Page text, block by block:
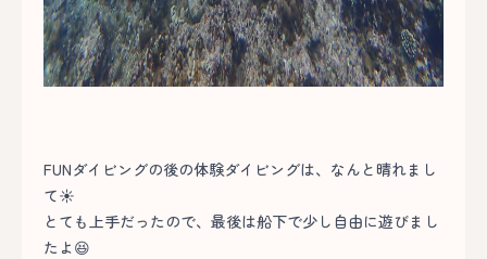
FUNダイビングの後の体験ダイビングは、なんと晴れまし
て☀
とても上手だったので、最後は船下で少し自由に遊びまし
たよ😆